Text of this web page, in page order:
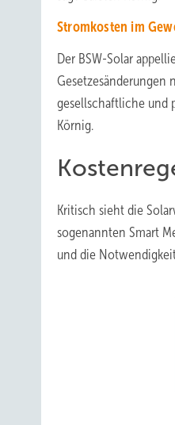
Stromkosten im
Der BSW-Solar
Gesetzesänderungen
gesellschaftliche und
Körnig.
Kritisch sieht die
sogenannten Smart
und die